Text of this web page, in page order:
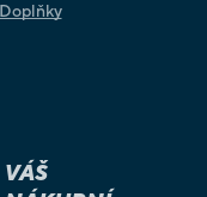
Doplňky
VÁŠ